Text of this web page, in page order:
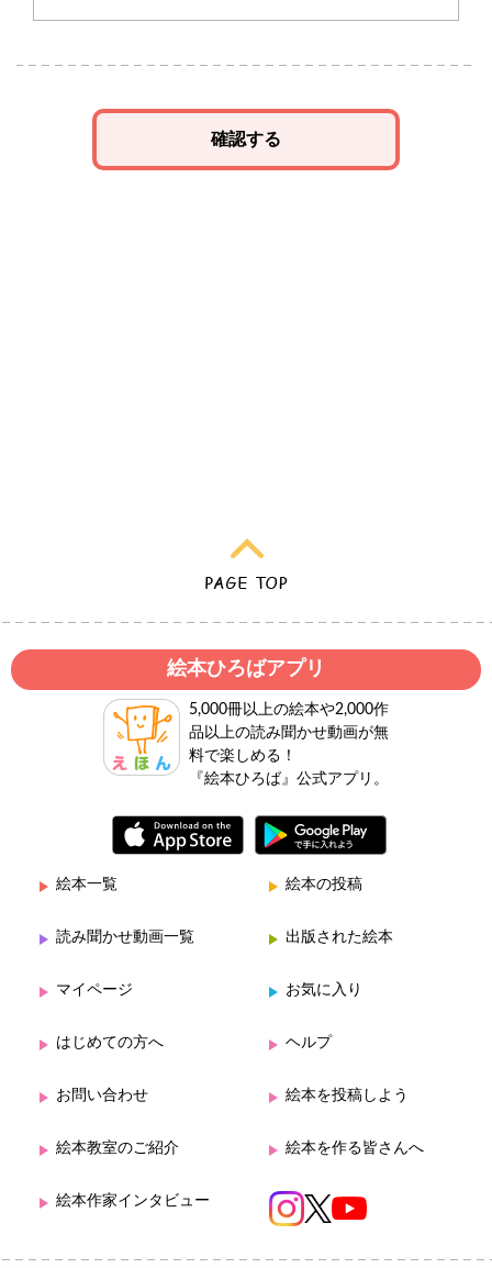
確認する
絵本ひろばアプリ
5,000冊以上の絵本や2,000作
品以上の読み聞かせ動画が無
料で楽しめる！
『絵本ひろば』公式アプリ。
絵本一覧 絵本の投稿
読み聞かせ動画一覧 出版された絵本
マイページ お気に入り
はじめての方へ ヘルプ
お問い合わせ 絵本を投稿しよう
絵本教室のご紹介 絵本を作る皆さんへ
絵本作家インタビュー